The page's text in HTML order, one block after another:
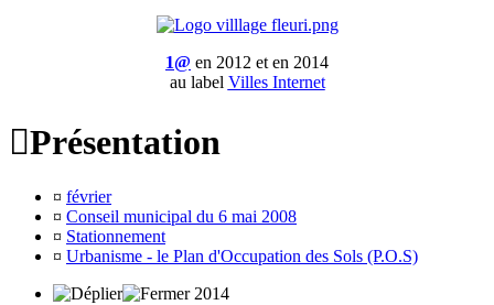
1@ en 2012 et en 2014
au label Villes Internet
Présentation
¤ février
¤ Conseil municipal du 6 mai 2008
¤ Stationnement
¤ Urbanisme - le Plan d'Occupation des Sols (P.O.S)
2014